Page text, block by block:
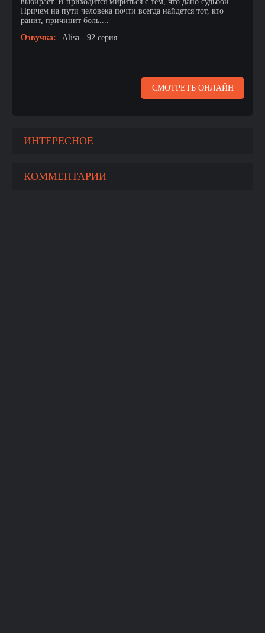
Причем на пути человека почти всегда найдется тот, кто
ранит, причинит боль....
Озвучка:
Alisa - 92 серия
СМОТРЕТЬ ОНЛАЙН
ИНТЕРЕСНОЕ
КОММЕНТАРИИ